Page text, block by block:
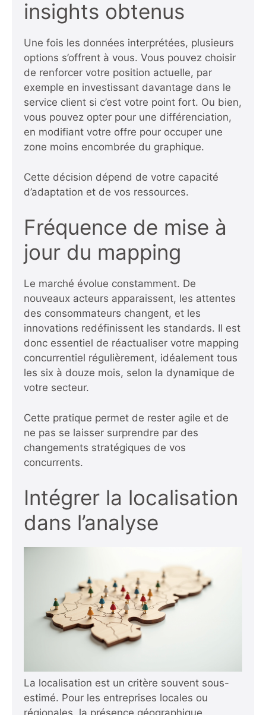
insights obtenus
Une fois les données interprétées, plusieurs
options s’offrent à vous. Vous pouvez choisir
de renforcer votre position actuelle, par
exemple en investissant davantage dans le
service client si c’est votre point fort. Ou bien,
vous pouvez opter pour une différenciation,
en modifiant votre offre pour occuper une
zone moins encombrée du graphique.
Cette décision dépend de votre capacité
d’adaptation et de vos ressources.
Fréquence de mise à
jour du mapping
Le marché évolue constamment. De
nouveaux acteurs apparaissent, les attentes
des consommateurs changent, et les
innovations redéfinissent les standards. Il est
donc essentiel de réactualiser votre mapping
concurrentiel régulièrement, idéalement tous
les six à douze mois, selon la dynamique de
votre secteur.
Cette pratique permet de rester agile et de
ne pas se laisser surprendre par des
changements stratégiques de vos
concurrents.
Intégrer la localisation
dans l’analyse
La localisation est un critère souvent sous-
estimé. Pour les entreprises locales ou